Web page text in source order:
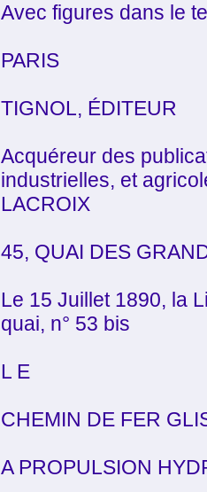
Avec figures dans le
PARIS
TIGNOL, ÉDITEUR
Acquéreur des
industrielles, et
LACROIX
45, QUAI DES
Le 15 Juillet 1890, la
quai, n° 53 bis
L E
CHEMIN DE FER
A PROPULSION